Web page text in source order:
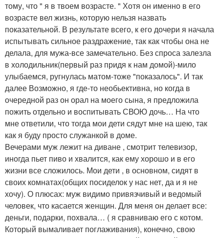
тому, что " я в твоем возрасте. " Хотя он именно в его
возрасте вел жизнь, которую нельзя назвать
показательной. В результате всего, к его дочери я начала
испытывать сильное раздражение, так как чтобы она не
делала, для мужа-все замечательно. Без спроса залезла
в холодильник(первый раз придя к нам домой)-мило
улыбаемся, ругнулась матом-тоже "показалось". И так
далее Возможно, я где-то необьективна, но когда в
очередной раз он орал на моего сына, я предложила
пожить отдельно и воспитывать СВОЮ дочь… На что
мне ответили, что тогда мои дети сядут мне на шею, так
как я буду просто служанкой в доме.
Вечерами муж лежит на диване , смотрит телевизор,
иногда пьет пиво и хвалится, как ему хорошо и в его
жизни все сложилось. Мои дети , в основном, сидят в
своих комнатах(общих посиделок у нас нет, да и я не
хочу). О плюсах: муж видимо привязчивый и ведомый
человек, что касается женщин. Для меня он делает все:
деньги, подарки, похвала… ( я сравниваю его с котом.
Который вымаливает поглаживания), конечно, свою